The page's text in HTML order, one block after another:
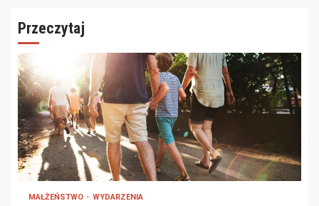
Przeczytaj
MAŁŻEŃSTWO WYDARZENIA